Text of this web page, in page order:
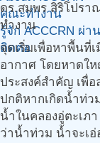
คณะทำงาน
รู้จัก ACCCRN ผ่า
ติดต่อ
ดร.สมพร สิริโปร
ทำงาน
จุดเริ่มเพื่อหาพื้นที่
อากาศ โดยหาดให
ประสงค์สำคัญ เพื่
ปกติหากเกิดน้ำท่
น้ำในคลองอู่ตะเภ
ว่าน้ำท่วม น้ำจะเ